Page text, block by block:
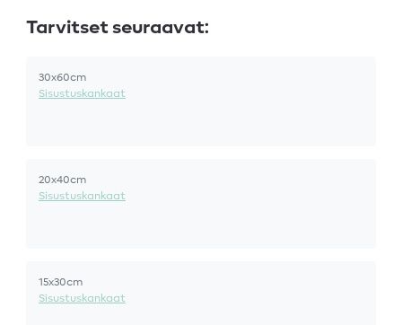
Tarvitset seuraavat:
30x60cm
Sisustuskankaat
20x40cm
Sisustuskankaat
15x30cm
Sisustuskankaat